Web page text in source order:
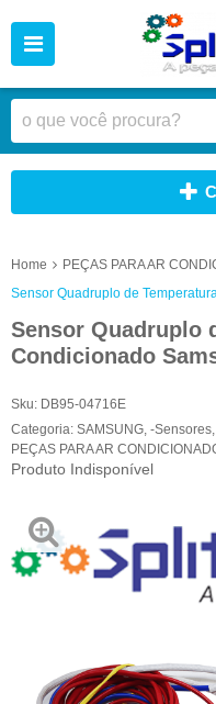
Home PEÇAS PARA AR
Sensor Quadruplo de
Sensor Quadruplo
Condicionado
Sku: DB95-04716E
Categoria: SAMSUNG -Sensores
PEÇAS PARA AR
Produto Indisponível